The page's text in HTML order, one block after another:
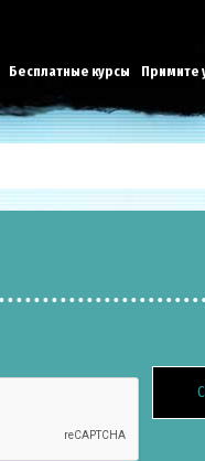
Бесплатные курсы Примите